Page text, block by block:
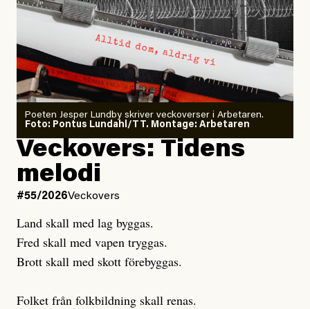
#54/2026Debatt
Sensationalism när ETC
granskar vänstern
Publicerad6 August, 2026
Uppdaterad7 August, 2026
Arbetsmiljöverket:
Dödsolyckorna har slutat
minska
Joel Kellgren
Publicerad3 August, 2026
Uppdaterad3 August, 2026
Poeten Jesper Lundby skriver veckoverser i Arbetaren.
Foto: Pontus Lundahl/TT. Montage: Arbetaren
Veckovers: Tidens
melodi
#55/2026Veckovers
Land skall med lag byggas.
Fred skall med vapen tryggas.
Brott skall med skott förebyggas.
Folket från folkbildning skall renas.